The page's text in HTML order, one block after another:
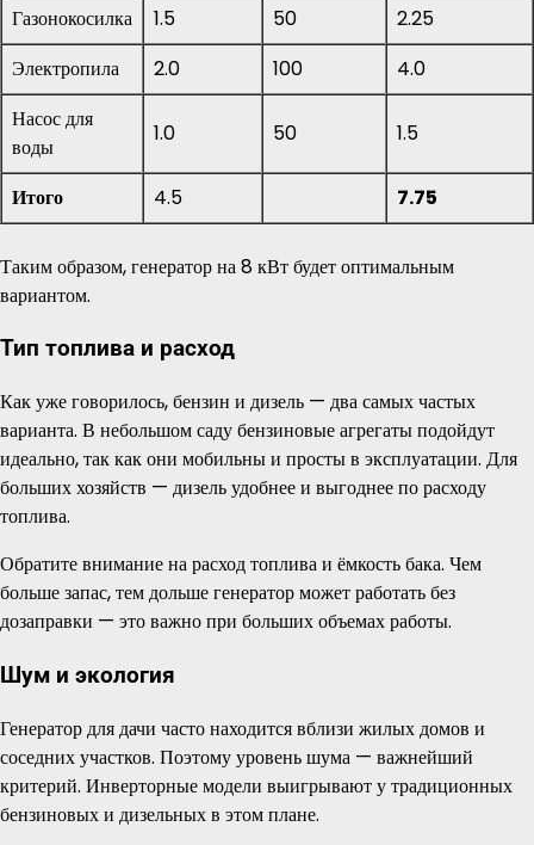
Газонокосилка
1.5 50
2.25
Электропила
2.0 100
4.0
Насос для
воды
1.0 50 1.5
Итого 4.5 7.75
Таким образом, генератор на 8 кВт будет оптимальным
вариантом.
Тип топлива и расход
Как уже говорилось, бензин и дизель — два самых частых
варианта. В небольшом саду бензиновые агрегаты подойдут
идеально, так как они мобильны и просты в эксплуатации. Для
больших хозяйств — дизель удобнее и выгоднее по расходу
топлива.
Обратите внимание на расход топлива и ёмкость бака. Чем
больше запас, тем дольше генератор может работать без
дозаправки — это важно при больших объемах работы.
Шум и экология
Генератор для дачи часто находится вблизи жилых домов и
соседних участков. Поэтому уровень шума — важнейший
критерий. Инверторные модели выигрывают у традиционных
бензиновых и дизельных в этом плане.